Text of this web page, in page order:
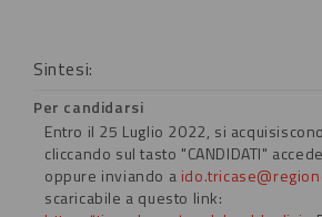
Sintesi:
Per candidarsi
Entro il 25 Luglio 2022, si
cliccando sul tasto "CANDIDATI"
oppure inviando a
scaricabile a questo link: